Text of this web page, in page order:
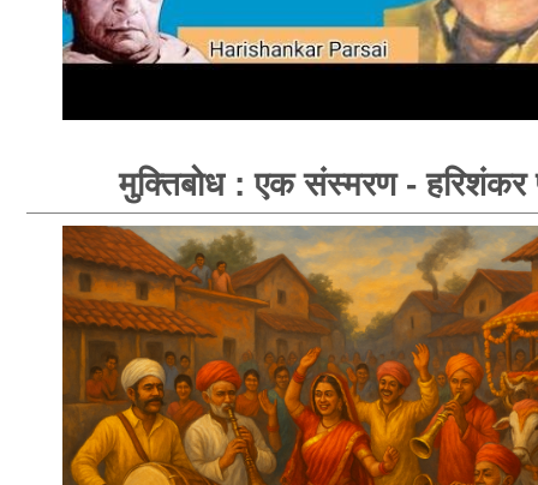
मुक्तिबोध : एक संस्मरण - हरिशंकर